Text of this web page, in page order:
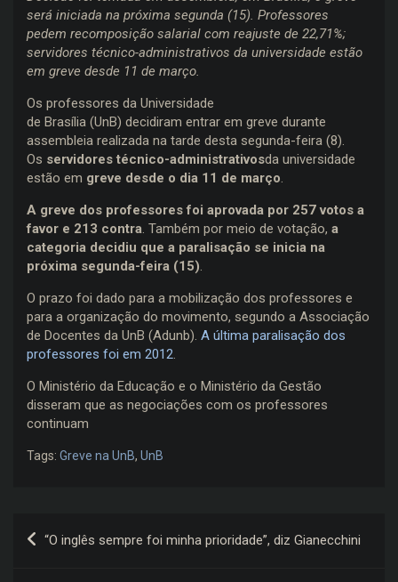
será iniciada na próxima segunda (15). Professores
pedem recomposição salarial com reajuste de 22,71%;
servidores técnico-administrativos da universidade estão
em greve desde 11 de março.
Os professores da Universidade
de Brasília (UnB) decidiram entrar em greve durante
assembleia realizada na tarde desta segunda-feira (8).
Os servidores técnico-administrativosda universidade
estão em greve desde o dia 11 de março.
A greve dos professores foi aprovada por 257 votos a
favor e 213 contra. Também por meio de votação, a
categoria decidiu que a paralisação se inicia na
próxima segunda-feira (15).
O prazo foi dado para a mobilização dos professores e
para a organização do movimento, segundo a Associação
de Docentes da UnB (Adunb). A última paralisação dos
professores foi em 2012.
O Ministério da Educação e o Ministério da Gestão
disseram que as negociações com os professores
continuam
Tags: Greve na UnB, UnB
Navegação
“O inglês sempre foi minha prioridade”, diz Gianecchini